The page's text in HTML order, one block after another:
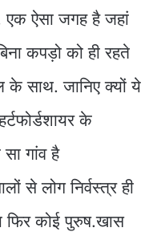
एक ऐसा जगह है जहां
कपड़ो को ही रहते
के साथ. जानिए क्यों ये
के
गांव है
से लोग निर्वस्त्र ही
फिर कोई पुरुष.खास